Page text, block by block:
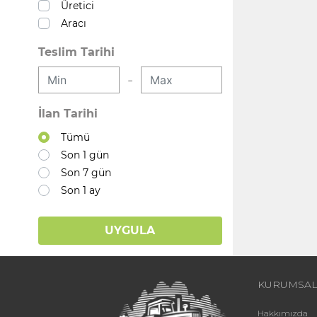
Üretici
Aracı
Teslim Tarihi
-
İlan Tarihi
Tümü
Son 1 gün
Son 7 gün
Son 1 ay
UYGULA
KURUMSAL
Hakkımızda